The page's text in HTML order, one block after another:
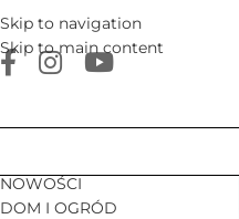
Skip to navigation
Skip to main content
NOWOŚCI
DOM I OGRÓD